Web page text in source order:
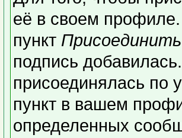
её в своем
пункт
подпись
присоединялась по
пункт в вашем
определенных